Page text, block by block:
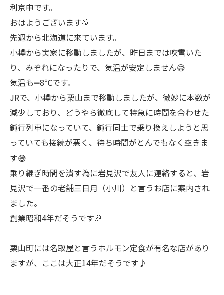
利京申です。
おはようございます🌞
先週から北海道に来ています。
小樽から実家に移動しましたが、昨日までは吹雪いた
り、みぞれになったりで、気温が安定しません😅
気温も➖8℃です。
JRで、小樽から栗山まで移動しましたが、微妙に本数が
減少しており、どうやら徹底して特急に時間を合わせた
鈍行列車になっていて、鈍行同士で乗り換えしようと思
っていても接続が悪く、待ち時間がとんでもなく空きま
す😅
乗り継ぎ時間を潰す為に岩見沢で友人に連絡すると、岩
見沢で一番の老舗三日月（小川）と言うお店に案内され
ました。
創業昭和4年だそうです🎉
栗山町には名取屋と言うホルモン定食が有名な店があり
ますが、ここは大正14年だそうです♪